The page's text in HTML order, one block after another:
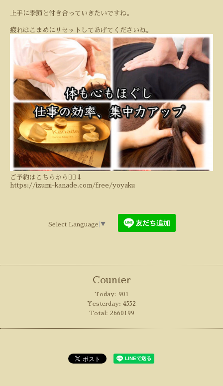
上手に季節と付き合っていきたいですね。
疲れはこまめにリセットしてあげてくださいね。
ご予約はこちらから💁‍♀️⬇️
https://izumi-kanade.com/free/yoyaku
Select Language ▼
Counter
Today: 901
Yesterday: 4552
Total: 2660199